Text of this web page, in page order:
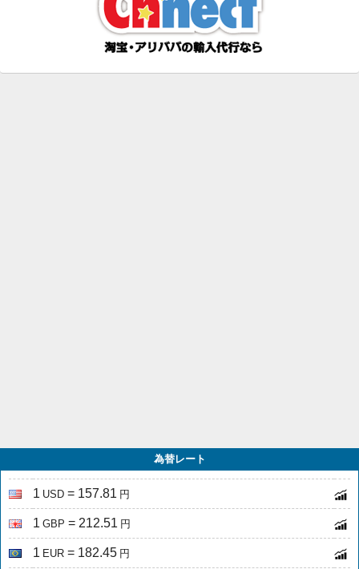
為替レート
1 USD = 157.81 円
1 GBP = 212.51 円
1 EUR = 182.45 円